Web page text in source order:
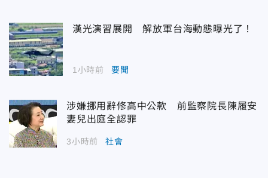
漢光演習展開 解放軍台海動態曝光了！
1小時前 要聞
涉嫌挪用辭修高中公款 前監察院長陳履安
妻兒出庭全認罪
3小時前 社會